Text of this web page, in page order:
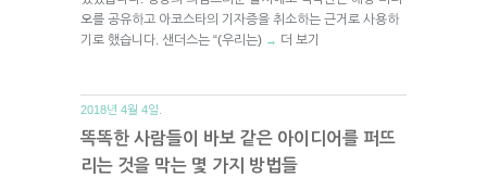
오를 공유하고 아코스타의 기자증을 취소하는 근거로 사용하
기로 했습니다. 샌더스는 “(우리는) → 더 보기
2018년 4월 4일.
똑똑한 사람들이 바보 같은 아이디어를 퍼뜨
리는 것을 막는 몇 가지 방법들